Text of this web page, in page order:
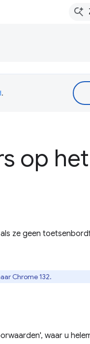
.
op het
ze geen
Chrome 132.
waar u